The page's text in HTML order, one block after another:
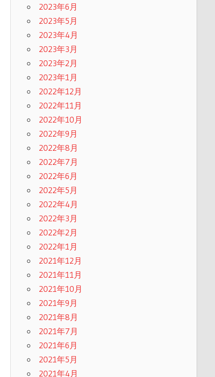
2023年6月
2023年5月
2023年4月
2023年3月
2023年2月
2023年1月
2022年12月
2022年11月
2022年10月
2022年9月
2022年8月
2022年7月
2022年6月
2022年5月
2022年4月
2022年3月
2022年2月
2022年1月
2021年12月
2021年11月
2021年10月
2021年9月
2021年8月
2021年7月
2021年6月
2021年5月
2021年4月